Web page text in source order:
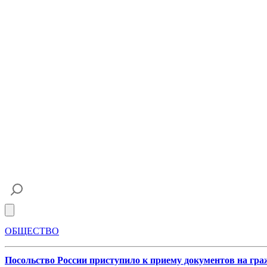
ОБЩЕСТВО
Посольство России приступило к приему документов на